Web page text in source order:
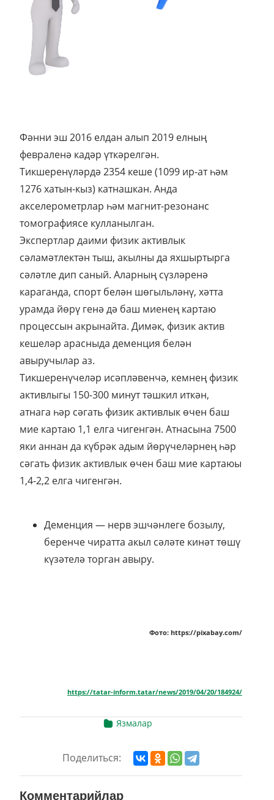
Фәнни эш 2016 елдан алып 2019 елның
февраленә кадәр үткәрелгән.
Тикшеренүләрдә 2354 кеше (1099 ир-ат һәм
1276 хатын-кыз) катнашкан. Анда
акселерометрлар һәм магнит-резонанс
томографиясе кулланылган.
Экспертлар даими физик активлык
сәламәтлектән тыш, акылны да яхшыртырга
сәләтле дип саный. Аларның сүзләренә
караганда, спорт белән шөгыльләнү, хәтта
урамда йөрү генә дә баш миенең картаю
процессын акрынайта. Димәк, физик актив
кешеләр арасныда деменция белән
авыручылар аз.
Тикшеренүчеләр исәпләвенчә, кемнең физик
активлыгы 150-300 минут тәшкил иткән,
атнага һәр сәгать физик активлык өчен баш
мие картаю 1,1 елга чигенгән. Атнасына 7500
яки аннан да күбрәк адым йөрүчеләрнең һәр
сәгать физик активлык өчен баш мие картаюы
1,4-2,2 елга чигенгән.
Деменция — нерв эшчәнлеге бозылу,
беренче чиратта акыл сәләте кинәт төшү
күзәтелә торган авыру.
Фото: https://pixabay.com/
https://tatar-inform.tatar/news/2019/04/20/184924/
Язмалар
Поделиться:
Комментарийлар